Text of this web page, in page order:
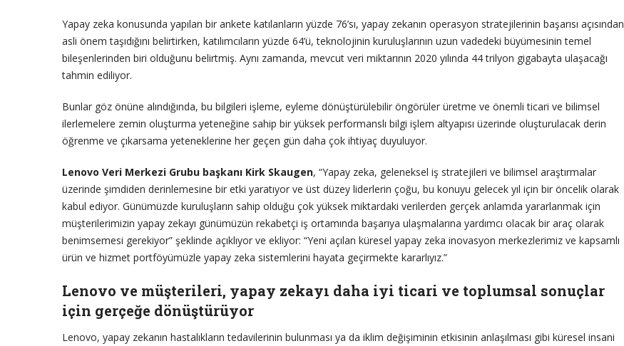
Yapay zeka konusunda yapılan bir ankete katılanların yüzde 76’sı, yapay zekanın operasyon stratejilerinin başarısı açısından
asli önem taşıdığını belirtirken, katılımcıların yüzde 64’ü, teknolojinin kuruluşlarının uzun vadedeki büyümesinin temel
bileşenlerinden biri olduğunu belirtmiş. Aynı zamanda, mevcut veri miktarının 2020 yılında 44 trilyon gigabayta ulaşacağı
tahmin ediliyor.
Bunlar göz önüne alındığında, bu bilgileri işleme, eyleme dönüştürülebilir öngörüler üretme ve önemli ticari ve bilimsel
ilerlemelere zemin oluşturma yeteneğine sahip bir yüksek performanslı bilgi işlem altyapısı üzerinde oluşturulacak derin
öğrenme ve çıkarsama yeteneklerine her geçen gün daha çok ihtiyaç duyuluyor.
Lenovo Veri Merkezi Grubu başkanı Kirk Skaugen, “Yapay zeka, geleneksel iş stratejileri ve bilimsel araştırmalar
üzerinde şimdiden derinlemesine bir etki yaratıyor ve üst düzey liderlerin çoğu, bu konuyu gelecek yıl için bir öncelik olarak
kabul ediyor. Günümüzde kuruluşların sahip olduğu çok yüksek miktardaki verilerden gerçek anlamda yararlanmak için
müşterilerimizin yapay zekayı günümüzün rekabetçi iş ortamında başarıya ulaşmalarına yardımcı olacak bir araç olarak
benimsemesi gerekiyor” şeklinde açıklıyor ve ekliyor: “Yeni açılan küresel yapay zeka inovasyon merkezlerimiz ve kapsamlı
ürün ve hizmet portföyümüzle yapay zeka sistemlerini hayata geçirmekte kararlıyız.”
Lenovo ve müşterileri, yapay zekayı daha iyi ticari ve toplumsal sonuçlar
için gerçeğe dönüştürüyor
Lenovo, yapay zekanın hastalıkların tedavilerinin bulunması ya da iklim değişiminin etkisinin anlaşılması gibi küresel insani